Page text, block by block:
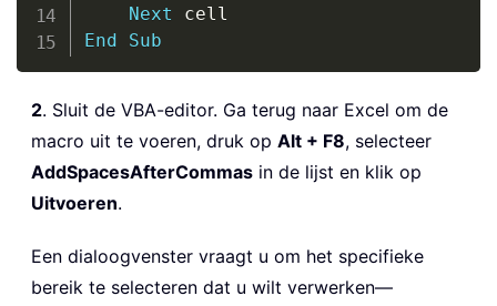
Next
End
Sub
2. Sluit de VBA-editor. Ga terug naar Excel om de
macro uit te voeren, druk op Alt + F8, selecteer
AddSpacesAfterCommas in de lijst en klik op
Uitvoeren.
Een dialoogvenster vraagt u om het specifieke
bereik te selecteren dat u wilt verwerken—